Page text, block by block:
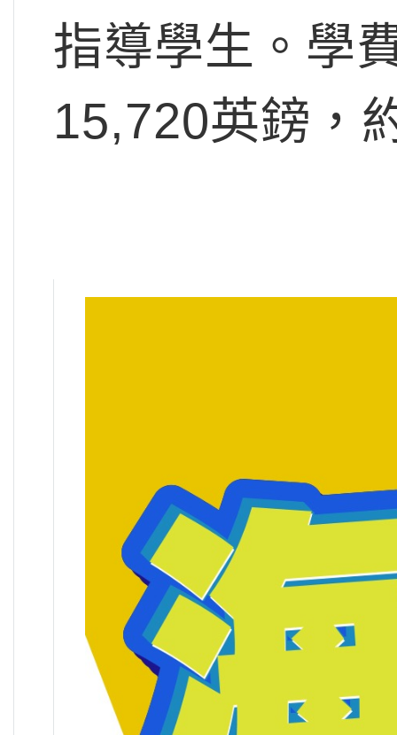
指導學生。學
15,720英鎊，